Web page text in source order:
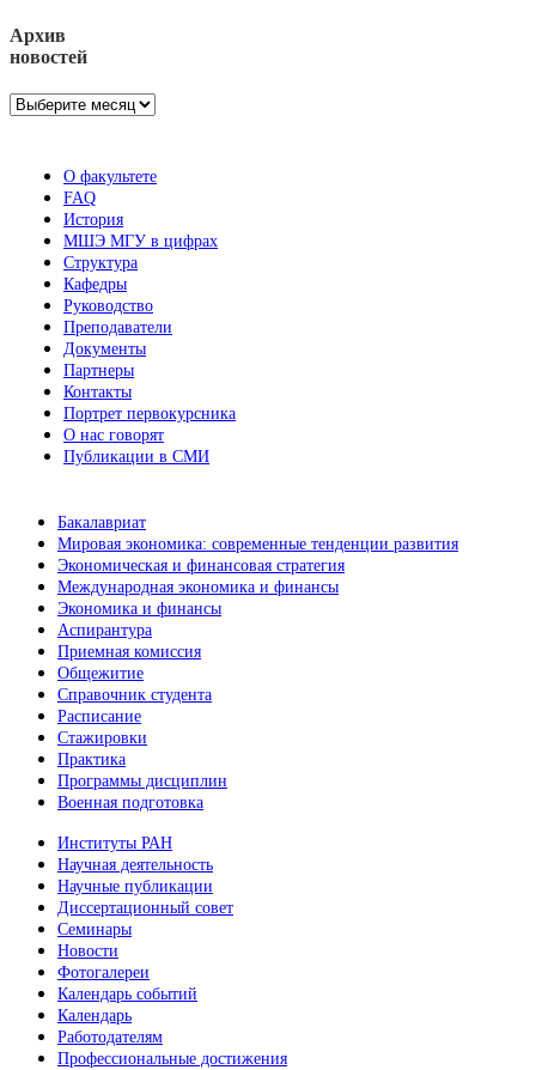
Архив
новостей
Архив
О факультете
FAQ
История
МШЭ МГУ в цифрах
Структура
Кафедры
Руководство
Преподаватели
Документы
Партнеры
Контакты
Портрет первокурсника
О нас говорят
Публикации в СМИ
Бакалавриат
Мировая экономика: современные тенденции развития
Экономическая и финансовая стратегия
Международная экономика и финансы
Экономика и финансы
Аспирантура
Приемная комиссия
Общежитие
Справочник студента
Расписание
Стажировки
Практика
Программы дисциплин
Военная подготовка
Институты РАН
Научная деятельность
Научные публикации
Диссертационный совет
Семинары
Новости
Фотогалереи
Календарь событий
Календарь
Работодателям
Профессиональные достижения